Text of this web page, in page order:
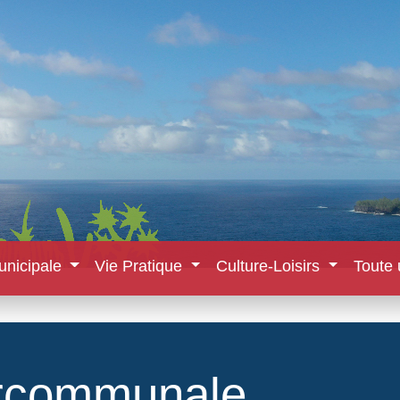
Vie Pratique Culture-Loisirs Toute